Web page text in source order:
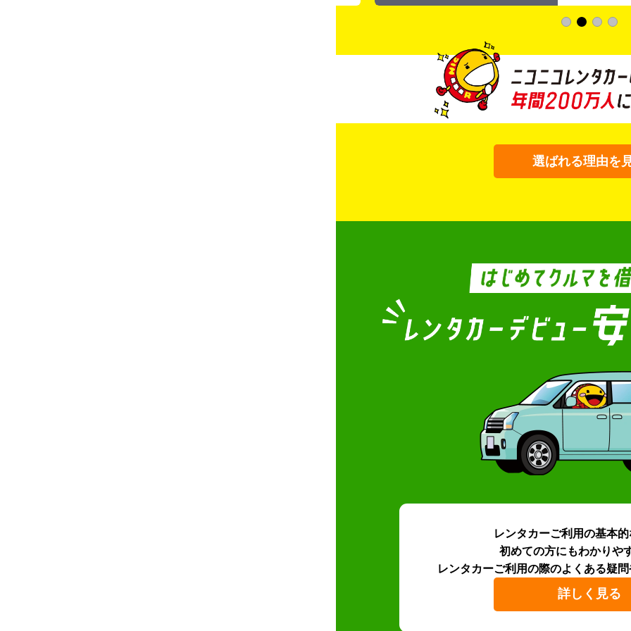
選ばれる理由を
レンタカーご利用の基本
初めての方にもわかりや
レンタカーご利用の際のよくある疑問
詳しく見る